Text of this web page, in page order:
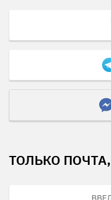
ТОЛЬКО